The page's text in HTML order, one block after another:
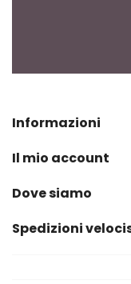
Informazioni
Il mio account
Dove siamo
Spedizioni